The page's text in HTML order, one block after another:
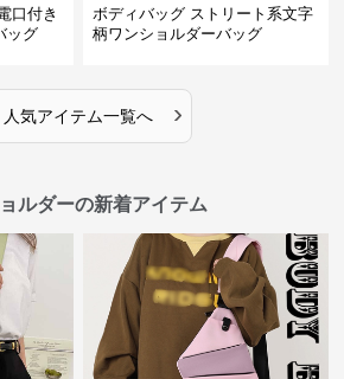
口付き
ッグ
ボディバッグ ストリート系文字
柄ワンショルダーバッグ
人気アイテム一覧へ ›
ルダーの新着アイテム